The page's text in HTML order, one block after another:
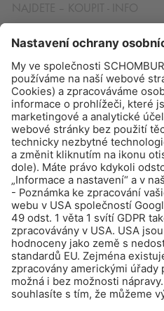
NAJDETE – KOUPIT - INFO
© Schomburg. Tiráž
Design & realizace +|